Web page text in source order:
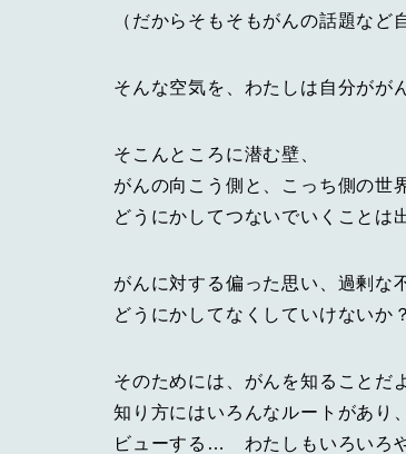
（だからそもそもがんの話題など
そんな空気を、わたしは自分がが
そこんところに潜む壁、
がんの向こう側と、こっち側の世
どうにかしてつないでいくことは
がんに対する偏った思い、過剰な
どうにかしてなくしていけないか？
そのためには、がんを知ることだ
知り方にはいろんなルートがあり
ビューする… わたしもいろいろ